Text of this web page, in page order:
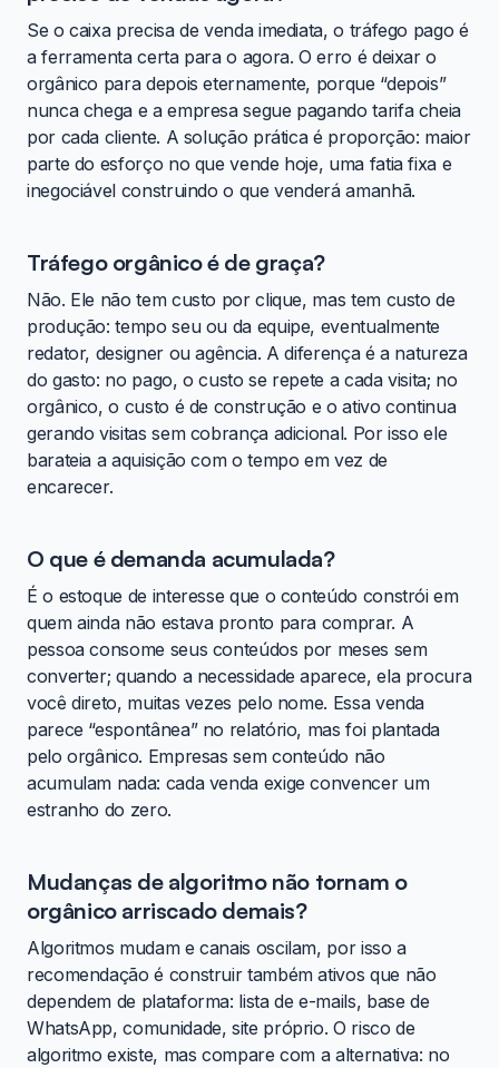
Se o caixa precisa de venda imediata, o tráfego pago é
a ferramenta certa para o agora. O erro é deixar o
orgânico para depois eternamente, porque “depois”
nunca chega e a empresa segue pagando tarifa cheia
por cada cliente. A solução prática é proporção: maior
parte do esforço no que vende hoje, uma fatia fixa e
inegociável construindo o que venderá amanhã.
Tráfego orgânico é de graça?
Não. Ele não tem custo por clique, mas tem custo de
produção: tempo seu ou da equipe, eventualmente
redator, designer ou agência. A diferença é a natureza
do gasto: no pago, o custo se repete a cada visita; no
orgânico, o custo é de construção e o ativo continua
gerando visitas sem cobrança adicional. Por isso ele
barateia a aquisição com o tempo em vez de
encarecer.
O que é demanda acumulada?
É o estoque de interesse que o conteúdo constrói em
quem ainda não estava pronto para comprar. A
pessoa consome seus conteúdos por meses sem
converter; quando a necessidade aparece, ela procura
você direto, muitas vezes pelo nome. Essa venda
parece “espontânea” no relatório, mas foi plantada
pelo orgânico. Empresas sem conteúdo não
acumulam nada: cada venda exige convencer um
estranho do zero.
Mudanças de algoritmo não tornam o
orgânico arriscado demais?
Algoritmos mudam e canais oscilam, por isso a
recomendação é construir também ativos que não
dependem de plataforma: lista de e-mails, base de
WhatsApp, comunidade, site próprio. O risco de
algoritmo existe, mas compare com a alternativa: no